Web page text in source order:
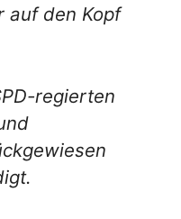
auf den Kopf
regierten